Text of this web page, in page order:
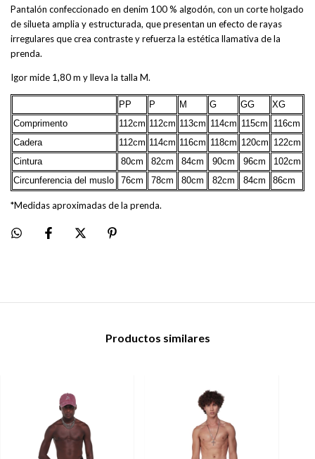
Pantalón confeccionado en denim 100 % algodón, con un corte holgado
de silueta amplia y estructurada, que presentan un efecto de rayas
irregulares que crea contraste y refuerza la estética llamativa de la
prenda.
Igor mide 1,80 m y lleva la talla M.
PP P M G GG
XG
Comprimento
112cm 112cm 113cm 114cm 115cm
116cm
Cadera
112cm 114cm 116cm 118cm 120cm 122cm
Cintura
80cm 82cm 84cm 90cm 96cm
102cm
Circunferencia del muslo
76cm 78cm 80cm 82cm 84cm 86cm
*Medidas aproximadas de la prenda.
Productos similares